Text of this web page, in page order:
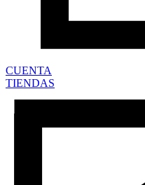
CUENTA
TIENDAS